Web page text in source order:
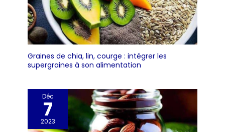
Graines de chia, lin, courge : intégrer les
supergraines à son alimentation
Déc
7
2023